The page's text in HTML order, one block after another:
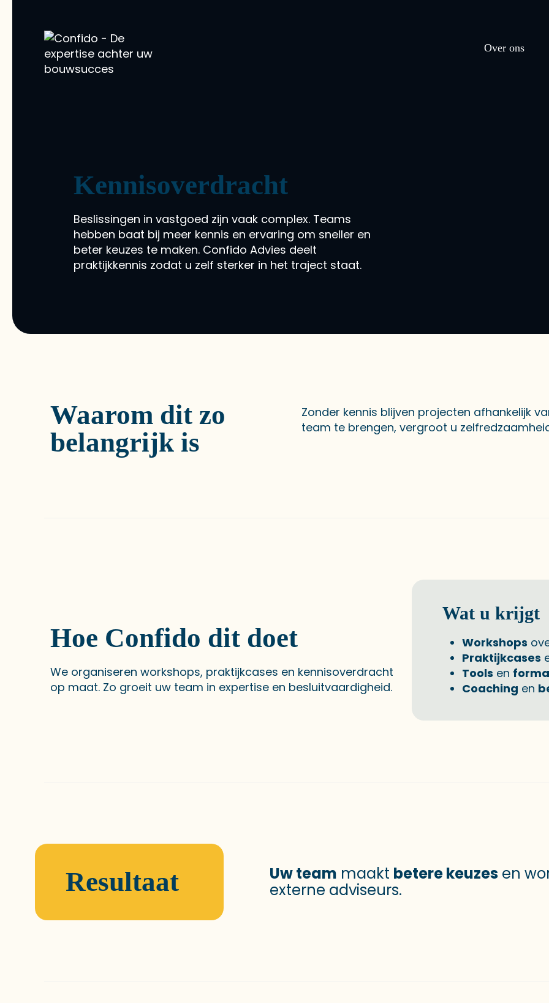
Over ons
Kennisoverdracht
Beslissingen in vastgoed zijn vaak complex. Teams
hebben baat bij meer kennis en ervaring om sneller en
beter keuzes te maken. Confido Advies deelt
praktijkkennis zodat u zelf sterker in het traject staat.
Waarom dit zo
belangrijk is
Zonder kennis blijven projecten afhankelijk
team te brengen, vergroot u
Hoe Confido dit doet
We organiseren workshops, praktijkcases en kennisoverdracht
op maat. Zo groeit uw team in expertise en besluitvaardigheid.
Wat u krijgt
Workshops
Praktijkcases
Tools en
Coaching en
Resultaat Uw team maakt betere keuzesen
externe adviseurs.